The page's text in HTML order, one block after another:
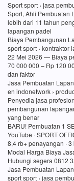
Sport sport › jasa
Sport, Ahli Pembuatan
lebih dari 11 tahun
lapangan padel
Biaya Pembangunan
sport sport › kontraktor
22 Mei 2026 — Biaya
70 000 000 – Rp 120
dan faktor
Jasa Pembuatan
en indonetwork ›
Penyedia jasa
pembangunan
yang benar
BARU! Pembuatan 1
YouTube · SPORT
8,4 rb+ penayangan ·
Modal Harga Biaya
Hubungi segera 0812
Jasa Pembuatan
sport sport › jasa